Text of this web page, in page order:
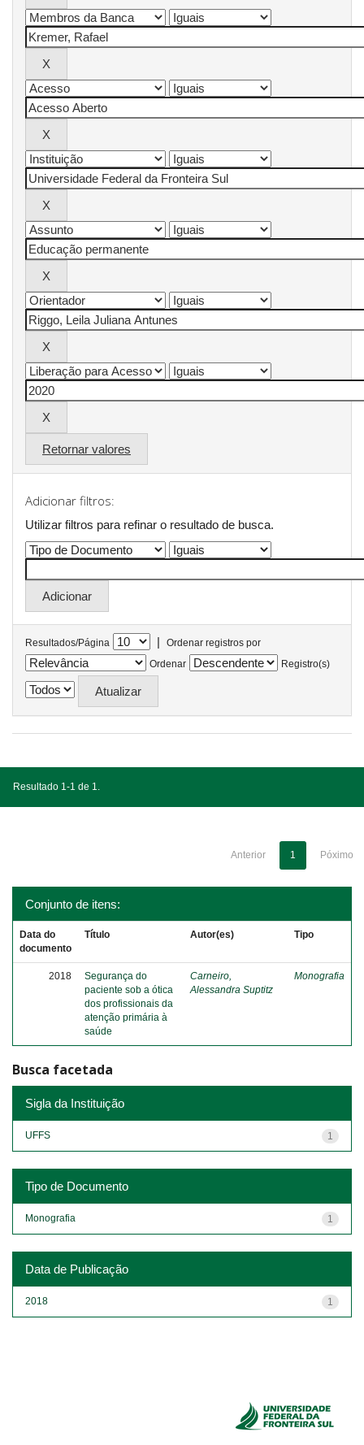
Retornar valores
Adicionar filtros:
Utilizar filtros para refinar o resultado de busca.
Resultados/Página |
Ordenar registros por
Ordenar
Registro(s)
Resultado 1-1 de 1.
Anterior 1 Póximo
Conjunto de itens:
Data do
documento
Título Autor(es) Tipo
2018
Segurança do
paciente sob a ótica
dos profissionais da
atenção primária à
saúde
Carneiro,
Alessandra Suptitz
Monografia
Busca facetada
Sigla da Instituição
1
UFFS
Tipo de Documento
1
Monografia
Data de Publicação
1
2018